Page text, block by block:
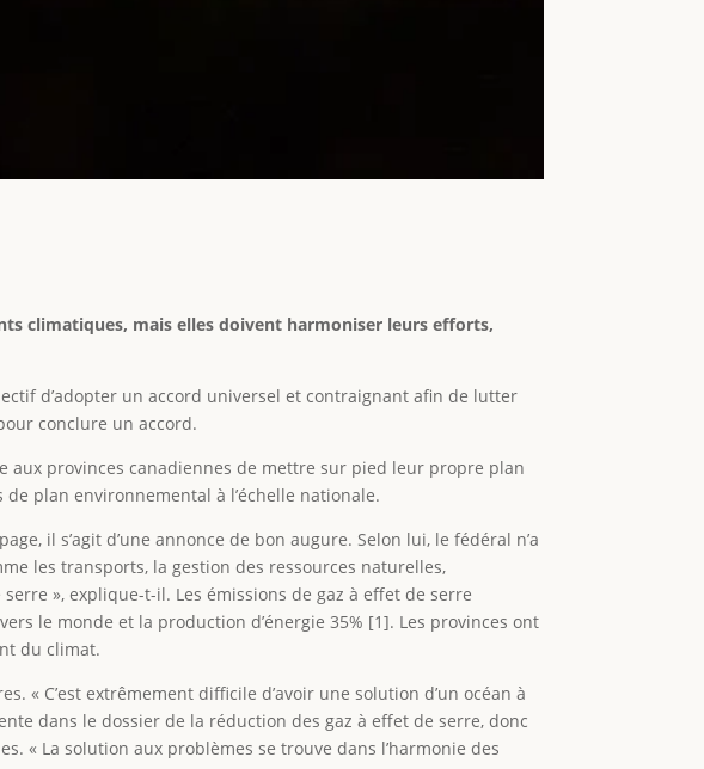
climatiques, mais elles doivent harmoniser leurs efforts,
d’adopter un accord universel et contraignant afin de lutter
conclure un accord.
provinces canadiennes de mettre sur pied leur propre plan
plan environnemental à l’échelle nationale.
il s’agit d’une annonce de bon augure. Selon lui, le fédéral n’a
les transports, la gestion des ressources naturelles,
», explique-t-il. Les émissions de gaz à effet de serre
le monde et la production d’énergie 35% [1]. Les provinces ont
du climat.
« C’est extrêmement difficile d’avoir une solution d’un océan à
dans le dossier de la réduction des gaz à effet de serre, donc
« La solution aux problèmes se trouve dans l’harmonie des